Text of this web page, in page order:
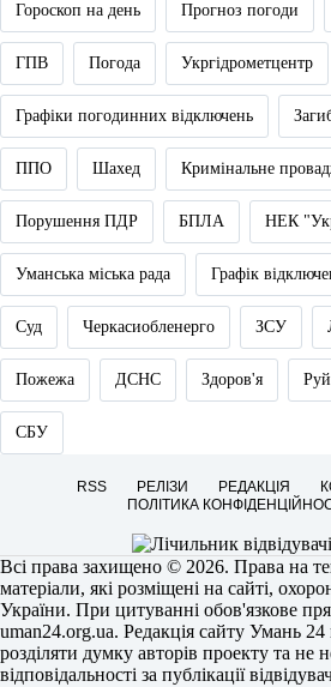
Гороскоп на день Прогноз погоди
ГПВ Погода Укргідрометцентр
Графіки погодинних відключень
ППО Шахед Кримінальне
Порушення ПДР БПЛА НЕК
Уманська міська рада Графік
Суд Черкасиобленерго ЗСУ
Пожежа ДСНС Здоров'я
СБУ
RSS РЕЛІЗИ РЕДАКЦІЯ
ПОЛІТИКА
Всі права захищено © 2026. Права на
матеріали, які розміщені на сайті,
України. При цитуванні обов'язкове
uman24.org.ua. Редакція сайту Умань
розділяти думку авторів проекту та не
відповідальності за публікації